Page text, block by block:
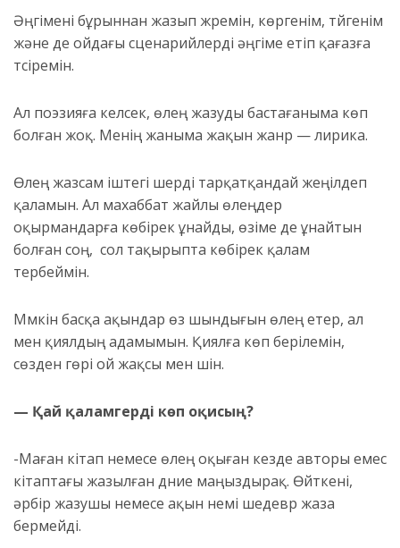
Әңгімені бұрыннан жазып жүремін, көргенім, түйгенім
және де ойдағы сценарийлерді әңгіме етіп қағазға
түсіремін.
Ал поэзияға келсек, өлең жазуды бастағаныма көп
болған жоқ. Менің жаныма жақын жанр — лирика.
Өлең жазсам іштегі шерді тарқатқандай жеңілдеп
қаламын. Ал махаббат жайлы өлеңдер
оқырмандарға көбірек ұнайды, өзіме де ұнайтын
болған соң, сол тақырыпта көбірек қалам
тербеймін.
Мүмкін басқа ақындар өз шындығын өлең етер, ал
мен қиялдың адамымын. Қиялға көп берілемін,
сөзден гөрі ой жақсы мен үшін.
— Қай қаламгерді көп оқисың?
-Маған кітап немесе өлең оқыған кезде авторы емес
кітаптағы жазылған дүние маңыздырақ. Өйткені,
әрбір жазушы немесе ақын үнемі шедевр жаза
бермейді.